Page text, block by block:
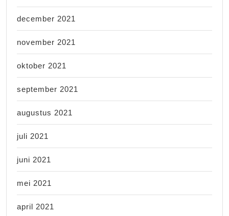
december 2021
november 2021
oktober 2021
september 2021
augustus 2021
juli 2021
juni 2021
mei 2021
april 2021